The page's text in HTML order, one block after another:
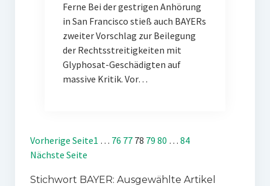
Ferne Bei der gestrigen Anhörung
in San Francisco stieß auch BAYERs
zweiter Vorschlag zur Beilegung
der Rechtsstreitigkeiten mit
Glyphosat-Geschädigten auf
massive Kritik. Vor…
Vorherige Seite1 … 76 77 78 79 80 … 84
Nächste Seite
Stichwort BAYER: Ausgewählte Artikel